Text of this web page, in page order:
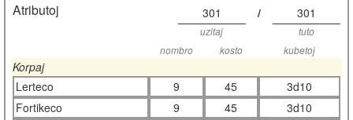
Atributoj 301 / 301
uzitaj
tuto
nombro
kosto kubetoj
Korpaj
Lerteco
9 45
3d10
Fortikeco
9 45
3d10